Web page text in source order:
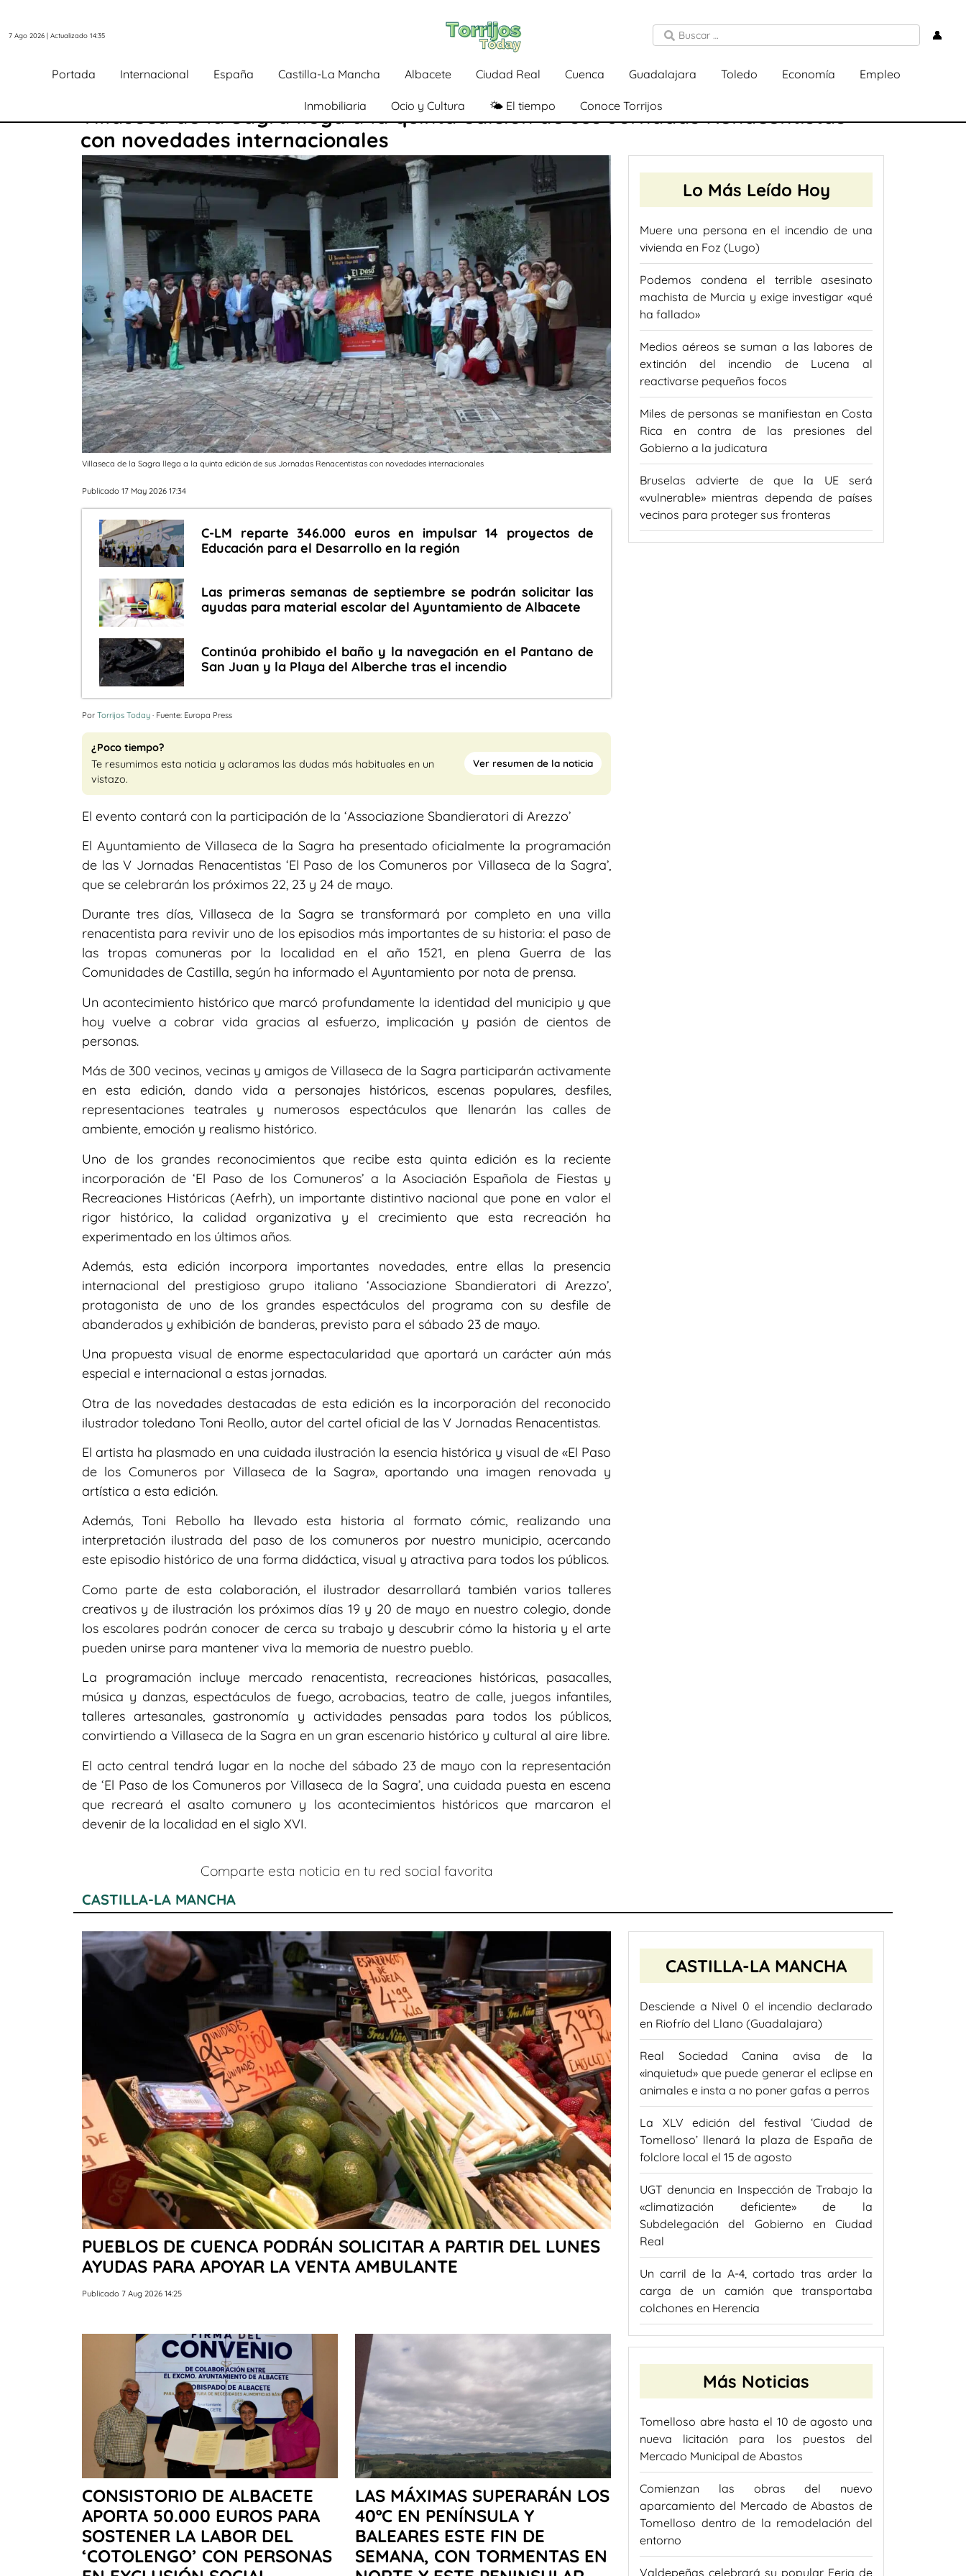
7 Ago 2026 | Actualizado 14:35 👤
Portada Internacional España Castilla-La Mancha Albacete Ciudad Real Cuenca Guadalajara Toledo Economía Empleo
Inmobiliaria Ocio y Cultura 🌤️ El tiempo Conoce Torrijos
Villaseca de la Sagra llega a la quinta edición de sus Jornadas Renacentistas
con novedades internacionales
Villaseca de la Sagra llega a la quinta edición de sus Jornadas Renacentistas con novedades internacionales
Publicado 17 May 2026 17:34
C-LM reparte 346.000 euros en impulsar 14 proyectos de
Educación para el Desarrollo en la región
Las primeras semanas de septiembre se podrán solicitar las
ayudas para material escolar del Ayuntamiento de Albacete
Continúa prohibido el baño y la navegación en el Pantano de
San Juan y la Playa del Alberche tras el incendio
Por Torrijos Today · Fuente: Europa Press
¿Poco tiempo?
Te resumimos esta noticia y aclaramos las dudas más habituales en un
vistazo.
Ver resumen de la noticia
El evento contará con la participación de la ‘Associazione Sbandieratori di Arezzo’
El Ayuntamiento de Villaseca de la Sagra ha presentado oficialmente la programación
de las V Jornadas Renacentistas ‘El Paso de los Comuneros por Villaseca de la Sagra’,
que se celebrarán los próximos 22, 23 y 24 de mayo.
Durante tres días, Villaseca de la Sagra se transformará por completo en una villa
renacentista para revivir uno de los episodios más importantes de su historia: el paso de
las tropas comuneras por la localidad en el año 1521, en plena Guerra de las
Comunidades de Castilla, según ha informado el Ayuntamiento por nota de prensa.
Un acontecimiento histórico que marcó profundamente la identidad del municipio y que
hoy vuelve a cobrar vida gracias al esfuerzo, implicación y pasión de cientos de
personas.
Más de 300 vecinos, vecinas y amigos de Villaseca de la Sagra participarán activamente
en esta edición, dando vida a personajes históricos, escenas populares, desfiles,
representaciones teatrales y numerosos espectáculos que llenarán las calles de
ambiente, emoción y realismo histórico.
Uno de los grandes reconocimientos que recibe esta quinta edición es la reciente
incorporación de ‘El Paso de los Comuneros’ a la Asociación Española de Fiestas y
Recreaciones Históricas (Aefrh), un importante distintivo nacional que pone en valor el
rigor histórico, la calidad organizativa y el crecimiento que esta recreación ha
experimentado en los últimos años.
Además, esta edición incorpora importantes novedades, entre ellas la presencia
internacional del prestigioso grupo italiano ‘Associazione Sbandieratori di Arezzo’,
protagonista de uno de los grandes espectáculos del programa con su desfile de
abanderados y exhibición de banderas, previsto para el sábado 23 de mayo.
Una propuesta visual de enorme espectacularidad que aportará un carácter aún más
especial e internacional a estas jornadas.
Otra de las novedades destacadas de esta edición es la incorporación del reconocido
ilustrador toledano Toni Reollo, autor del cartel oficial de las V Jornadas Renacentistas.
El artista ha plasmado en una cuidada ilustración la esencia histórica y visual de «El Paso
de los Comuneros por Villaseca de la Sagra», aportando una imagen renovada y
artística a esta edición.
Además, Toni Rebollo ha llevado esta historia al formato cómic, realizando una
interpretación ilustrada del paso de los comuneros por nuestro municipio, acercando
este episodio histórico de una forma didáctica, visual y atractiva para todos los públicos.
Como parte de esta colaboración, el ilustrador desarrollará también varios talleres
creativos y de ilustración los próximos días 19 y 20 de mayo en nuestro colegio, donde
los escolares podrán conocer de cerca su trabajo y descubrir cómo la historia y el arte
pueden unirse para mantener viva la memoria de nuestro pueblo.
La programación incluye mercado renacentista, recreaciones históricas, pasacalles,
música y danzas, espectáculos de fuego, acrobacias, teatro de calle, juegos infantiles,
talleres artesanales, gastronomía y actividades pensadas para todos los públicos,
convirtiendo a Villaseca de la Sagra en un gran escenario histórico y cultural al aire libre.
El acto central tendrá lugar en la noche del sábado 23 de mayo con la representación
de ‘El Paso de los Comuneros por Villaseca de la Sagra’, una cuidada puesta en escena
que recreará el asalto comunero y los acontecimientos históricos que marcaron el
devenir de la localidad en el siglo XVI.
Comparte esta noticia en tu red social favorita
Lo Más Leído Hoy
Muere una persona en el incendio de una
vivienda en Foz (Lugo)
Podemos condena el terrible asesinato
machista de Murcia y exige investigar «qué
ha fallado»
Medios aéreos se suman a las labores de
extinción del incendio de Lucena al
reactivarse pequeños focos
Miles de personas se manifiestan en Costa
Rica en contra de las presiones del
Gobierno a la judicatura
Bruselas advierte de que la UE será
«vulnerable» mientras dependa de países
vecinos para proteger sus fronteras
CASTILLA-LA MANCHA
PUEBLOS DE CUENCA PODRÁN SOLICITAR A PARTIR DEL LUNES
AYUDAS PARA APOYAR LA VENTA AMBULANTE
Publicado 7 Aug 2026 14:25
CONSISTORIO DE ALBACETE
APORTA 50.000 EUROS PARA
SOSTENER LA LABOR DEL
‘COTOLENGO’ CON PERSONAS
LAS MÁXIMAS SUPERARÁN LOS
40ºC EN PENÍNSULA Y
BALEARES ESTE FIN DE
SEMANA, CON TORMENTAS EN
CASTILLA-LA MANCHA
Desciende a Nivel 0 el incendio declarado
en Riofrío del Llano (Guadalajara)
Real Sociedad Canina avisa de la
«inquietud» que puede generar el eclipse en
animales e insta a no poner gafas a perros
La XLV edición del festival ‘Ciudad de
Tomelloso’ llenará la plaza de España de
folclore local el 15 de agosto
UGT denuncia en Inspección de Trabajo la
«climatización deficiente» de la
Subdelegación del Gobierno en Ciudad
Real
Un carril de la A-4, cortado tras arder la
carga de un camión que transportaba
colchones en Herencia
Más Noticias
Tomelloso abre hasta el 10 de agosto una
nueva licitación para los puestos del
Mercado Municipal de Abastos
Comienzan las obras del nuevo
aparcamiento del Mercado de Abastos de
Tomelloso dentro de la remodelación del
entorno
Valdepeñas celebrará su popular Feria de